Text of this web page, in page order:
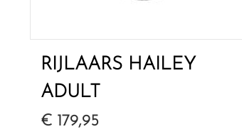
RIJLAARS HAILEY
ADULT
€ 179,95